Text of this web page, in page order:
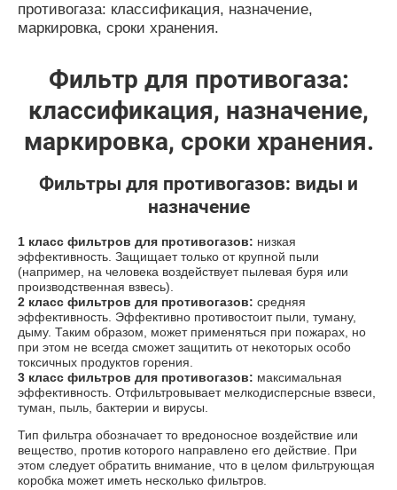
противогаза: классификация, назначение,
маркировка, сроки хранения.
Фильтр для противогаза:
классификация, назначение,
маркировка, сроки хранения.
Фильтры для противогазов: виды и
назначение
1 класс фильтров для противогазов: низкая
эффективность. Защищает только от крупной пыли
(например, на человека воздействует пылевая буря или
производственная взвесь).
2 класс фильтров для противогазов: средняя
эффективность. Эффективно противостоит пыли, туману,
дыму. Таким образом, может применяться при пожарах, но
при этом не всегда сможет защитить от некоторых особо
токсичных продуктов горения.
3 класс фильтров для противогазов: максимальная
эффективность. Отфильтровывает мелкодисперсные взвеси,
туман, пыль, бактерии и вирусы.
Тип фильтра обозначает то вредоносное воздействие или
вещество, против которого направлено его действие. При
этом следует обратить внимание, что в целом фильтрующая
коробка может иметь несколько фильтров.